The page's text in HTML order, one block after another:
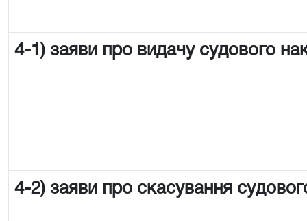
4-1) заяви про видачу судового
4-2) заяви про скасування